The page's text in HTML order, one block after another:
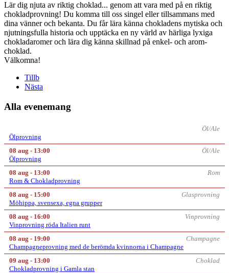
Lär dig njuta av riktig choklad... genom att vara med på en riktig
chokladprovning! Du komma till oss singel eller tillsammans med
dina vänner och bekanta. Du får lära känna chokladens mytiska och
njutningsfulla historia och upptäcka en ny värld av härliga lyxiga
chokladaromer och lära dig känna skillnad på enkel- och arom-
choklad.
Välkomna!
Tillb
Nästa
Alla evenemang
Öl/Ale
Ölprovning
08 aug - 13:00
Öl/Ale
Ölprovning
08 aug - 13:00
Rom
Rom & Chokladprovning
08 aug - 15:00
Glasprovning
Möhippa, svensexa, egna grupper
08 aug - 16:00
Vinprovning
Vinprovning röda Italien runt
08 aug - 19:00
Champagne
Champagneprovning med de berömda kvinnorna i Champagne
09 aug - 13:00
Choklad
Chokladprovning i Gamla stan